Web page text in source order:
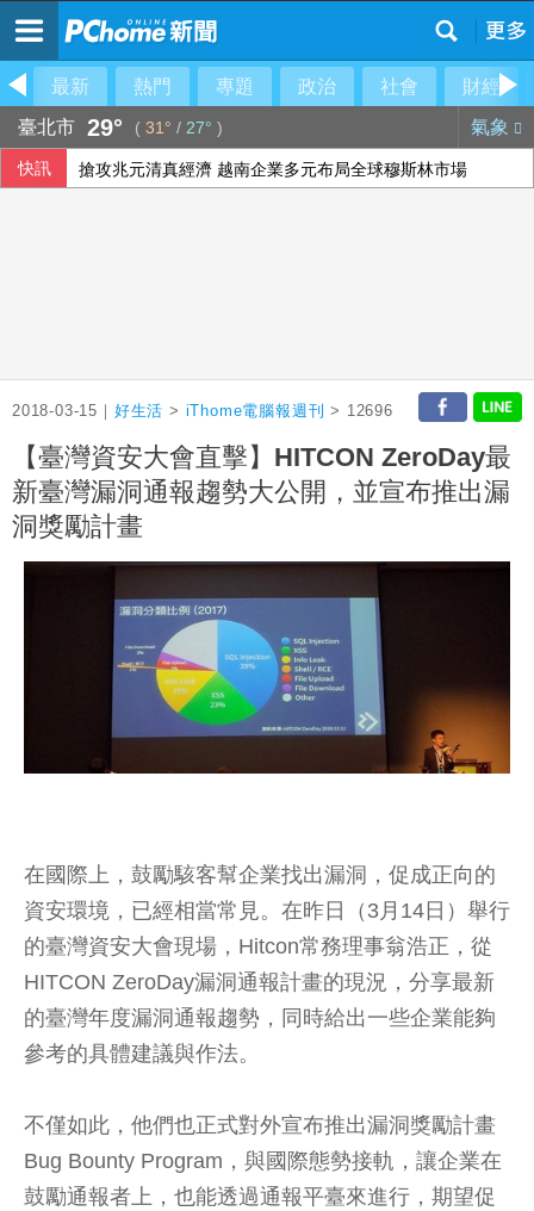
最新 熱門 專題 政治 社會
財經
臺北市 29° ( 31° / 27° ) 氣象
快訊 搶攻兆元清真經濟 越南企業多元布局全球穆斯林市場
2018-03-15｜ 好生活 > iThome電腦報週刊 > 12696
【臺灣資安大會直擊】HITCON ZeroDay最
新臺灣漏洞通報趨勢大公開，並宣布推出漏
洞獎勵計畫
在國際上，鼓勵駭客幫企業找出漏洞，促成正向的
資安環境，已經相當常見。在昨日（3月14日）舉行
的臺灣資安大會現場，Hitcon常務理事翁浩正，從
HITCON ZeroDay漏洞通報計畫的現況，分享最新
的臺灣年度漏洞通報趨勢，同時給出一些企業能夠
參考的具體建議與作法。
不僅如此，他們也正式對外宣布推出漏洞獎勵計畫
Bug Bounty Program，與國際態勢接軌，讓企業在
鼓勵通報者上，也能透過通報平臺來進行，期望促